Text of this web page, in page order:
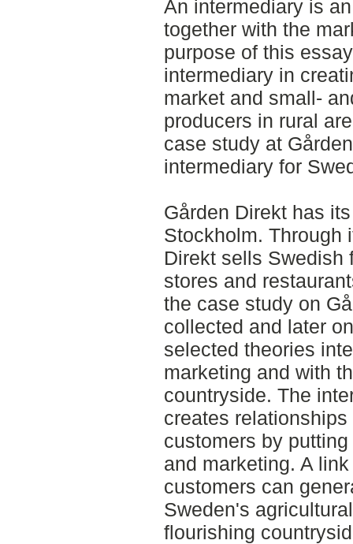
An intermediary is
together with the
purpose of this
intermediary in
market and small-
producers in rural
case study at
intermediary for
Gården Direkt has
Stockholm. Through
Direkt sells Swedish
stores and
the case study on
collected and later
selected theories
marketing and with
countryside. The
creates
customers by
and marketing. A
customers can
Sweden's
flourishing